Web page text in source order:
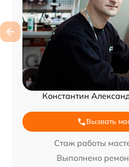
Константин
Вызвать
Стаж работы
Выполнено